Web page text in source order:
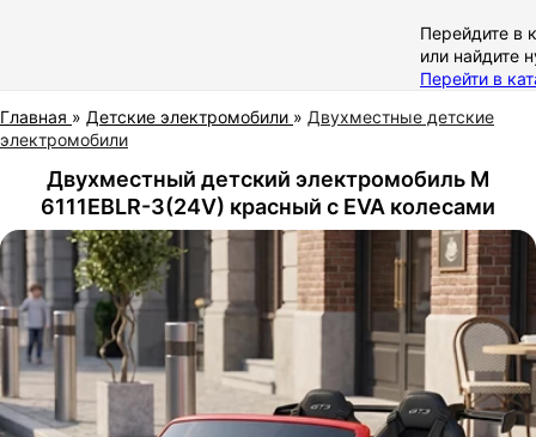
Перейдите в
или найдите
Перейти в
Главная » Детские электромобили » Двухместные детские
электромобили
Двухместный детский электромобиль M
6111EBLR-3(24V) красный с EVA колесами